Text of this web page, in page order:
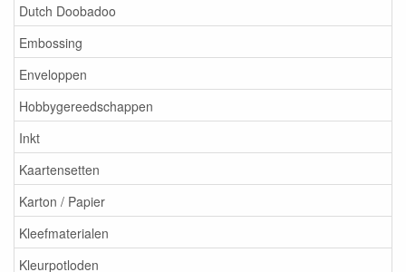
Dutch Doobadoo
Embossing
Enveloppen
Hobbygereedschappen
Inkt
Kaartensetten
Karton / Papier
Kleefmaterialen
Kleurpotloden